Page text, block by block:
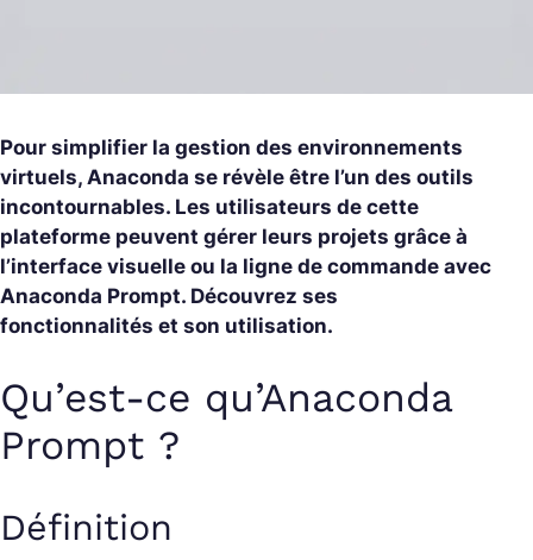
Pour simplifier la gestion des environnements
virtuels, Anaconda se révèle être l’un des outils
incontournables. Les utilisateurs de cette
plateforme peuvent gérer leurs projets grâce à
l’interface visuelle ou la ligne de commande avec
Anaconda Prompt. Découvrez ses
fonctionnalités et son utilisation.
Qu’est-ce qu’Anaconda
Prompt ?
Définition